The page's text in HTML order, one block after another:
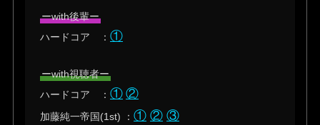
ーwith後輩ー
ハードコア ：①
ーwith視聴者ー
ハードコア ：① ②
加藤純一帝国(1st) ：① ② ③